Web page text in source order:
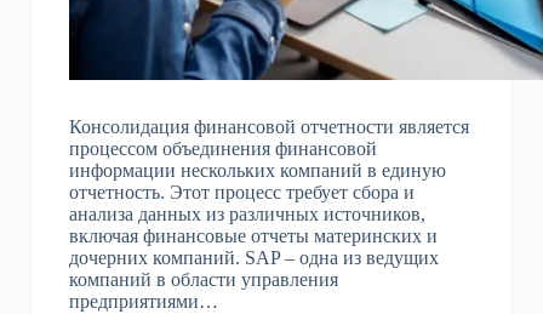
Консолидация финансовой отчетности является
процессом объединения финансовой
информации нескольких компаний в единую
отчетность. Этот процесс требует сбора и
анализа данных из различных источников,
включая финансовые отчеты материнских и
дочерних компаний. SAP – одна из ведущих
компаний в области управления
предприятиями…